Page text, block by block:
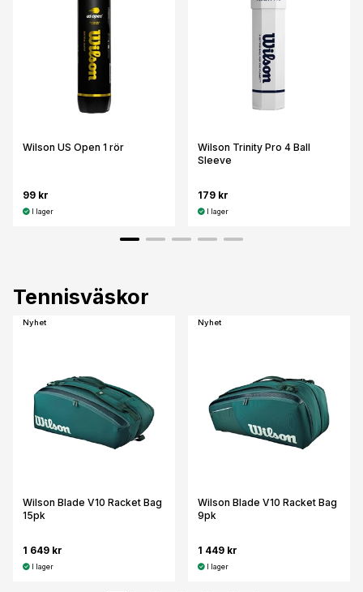
Wilson US Open 1 rör
99 kr
I lager
Wilson Trinity Pro 4 Ball
Sleeve
179 kr
I lager
Tennisväskor
Nyhet
Wilson Blade V10 Racket Bag
15pk
1 649 kr
I lager
Nyhet
Wilson Blade V10 Racket Bag
9pk
1 449 kr
I lager